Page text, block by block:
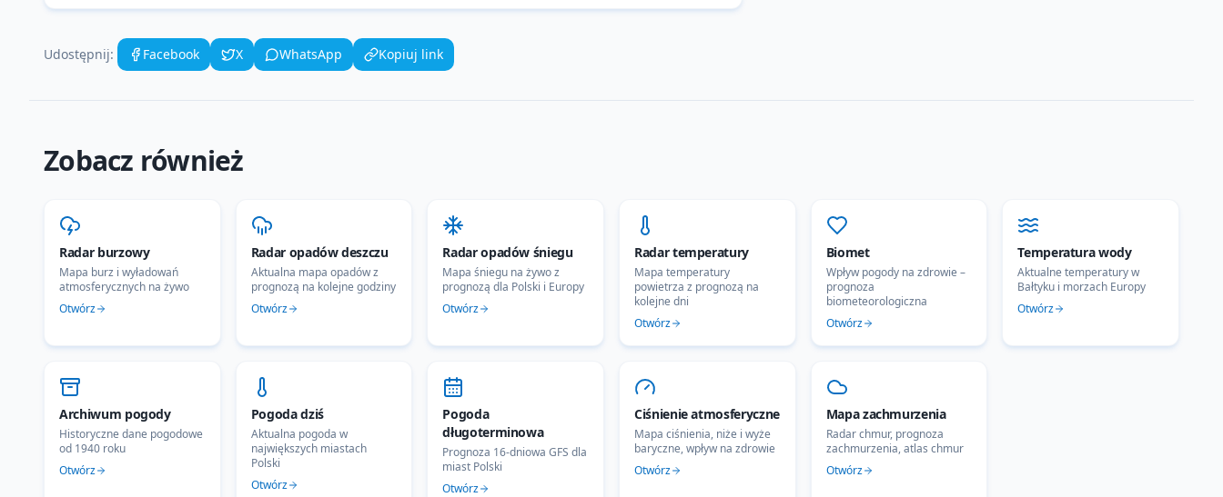
Udostępnij: Facebook X WhatsApp Kopiuj link
Zobacz również
Radar burzowy
Mapa burz i wyładowań
atmosferycznych na żywo
Otwórz
Radar opadów deszczu
Aktualna mapa opadów z
prognozą na kolejne godziny
Otwórz
Radar opadów śniegu
Mapa śniegu na żywo z
prognozą dla Polski i Europy
Otwórz
Radar temperatury
Mapa temperatury
powietrza z prognozą na
kolejne dni
Otwórz
Biomet
Wpływ pogody na zdrowie –
prognoza
biometeorologiczna
Otwórz
Temperatura wody
Aktualne temperatury w
Bałtyku i morzach Europy
Otwórz
Archiwum pogody
Historyczne dane pogodowe
od 1940 roku
Otwórz
Pogoda dziś
Aktualna pogoda w
największych miastach
Polski
Otwórz
Pogoda
długoterminowa
Prognoza 16-dniowa GFS dla
miast Polski
Otwórz
Ciśnienie atmosferyczne
Mapa ciśnienia, niże i wyże
baryczne, wpływ na zdrowie
Otwórz
Mapa zachmurzenia
Radar chmur, prognoza
zachmurzenia, atlas chmur
Otwórz